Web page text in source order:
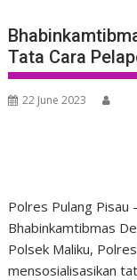
Tata Cara
22 June 2023
Polres Pulang Pisau
Bhabinkamtibmas
Polsek Maliku,
mensosialisasikan